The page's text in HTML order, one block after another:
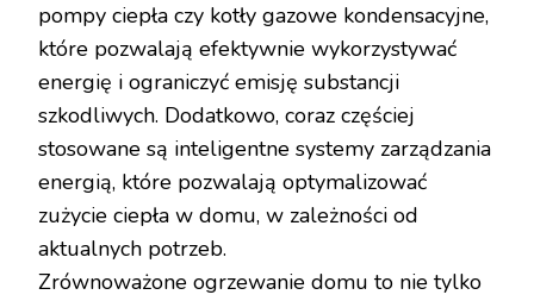
pompy ciepła czy kotły gazowe kondensacyjne,
które pozwalają efektywnie wykorzystywać
energię i ograniczyć emisję substancji
szkodliwych. Dodatkowo, coraz częściej
stosowane są inteligentne systemy zarządzania
energią, które pozwalają optymalizować
zużycie ciepła w domu, w zależności od
aktualnych potrzeb.
Zrównoważone ogrzewanie domu to nie tylko